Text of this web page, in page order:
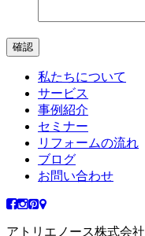
私たちについて
サービス
事例紹介
セミナー
リフォームの流れ
ブログ
お問い合わせ
アトリエノース株式会社